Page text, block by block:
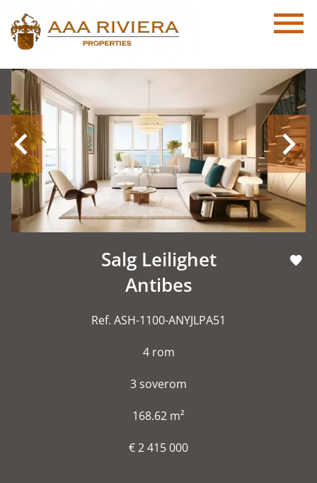
Salg Leilighet
Antibes
Ref. ASH-1100-ANYJLPA51
4 rom
3 soverom
168.62 m²
€ 2 415 000